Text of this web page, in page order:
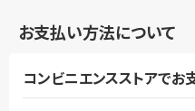
お支払い方法について
コンビニエンスストアでお